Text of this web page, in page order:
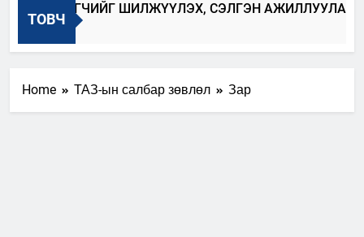
ТОВЧ
ХААГЧИЙГ ШИЛЖҮҮЛЭХ, СЭЛГЭН АЖИЛЛУУЛАХ ЗАР
Home ТАЗ-ын салбар зөвлөл Зар